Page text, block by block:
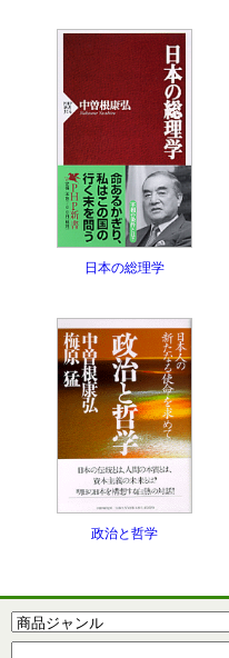
日本の総理学
政治と哲学